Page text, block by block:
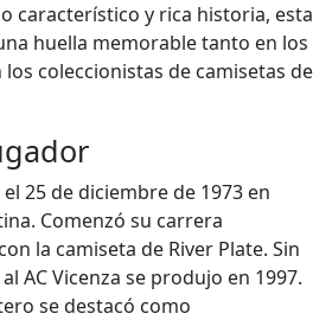
característico y rica historia, esta
huella memorable tanto en los
coleccionistas de camisetas de
25 de diciembre de 1973 en
Comenzó su carrera
la camiseta de River Plate. Sin
AC Vicenza se produjo en 1997.
se destacó como